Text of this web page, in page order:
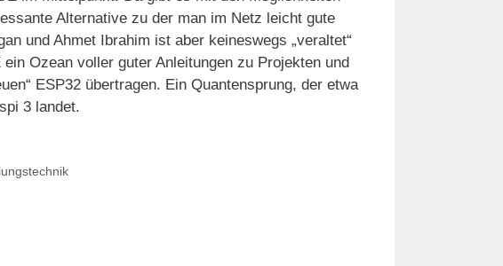
Alternative zu der man im Netz leicht gute
und Ahmet Ibrahim ist aber keineswegs „veraltet“
Ozean voller guter Anleitungen zu Projekten und
ESP32 übertragen. Ein Quantensprung, der etwa
3 landet.